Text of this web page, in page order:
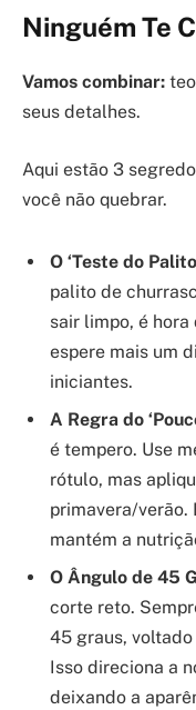
Ninguém Te
Vamos combinar:
seus detalhes.
Aqui estão 3
você não quebrar.
O ‘Teste do
palito de
sair limpo, é
espere mais um
iniciantes.
A Regra do
é tempero. Use
rótulo, mas
primavera/verão.
mantém a
O Ângulo de 45
corte reto.
45 graus,
Isso direciona a
deixando a